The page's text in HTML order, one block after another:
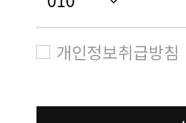
개인정보취급방침